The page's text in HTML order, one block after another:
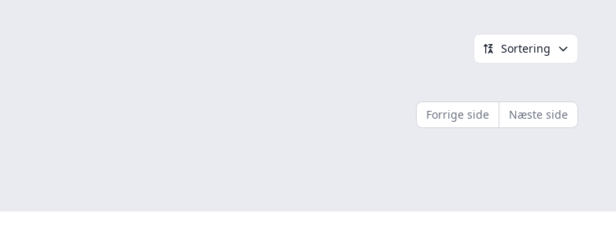
Sortering
Forrige side Næste side